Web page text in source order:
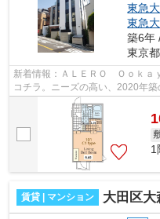
東急
東急
築6年
東京都
新着情報：ＡＬＥＲＯ Ｏｏｋａ
コチラ。ニーズの高い、2020年
らの物件はマンションです。おし
1
賃貸 | マンション 大田区